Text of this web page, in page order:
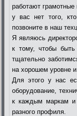
работают
у вас нет того,
позвоните в наш
Я являюсь
к тому, чтобы
тщательно
на хорошем уровне
Для этого у нас
оборудование,
к каждым маркам и
разного профиля.